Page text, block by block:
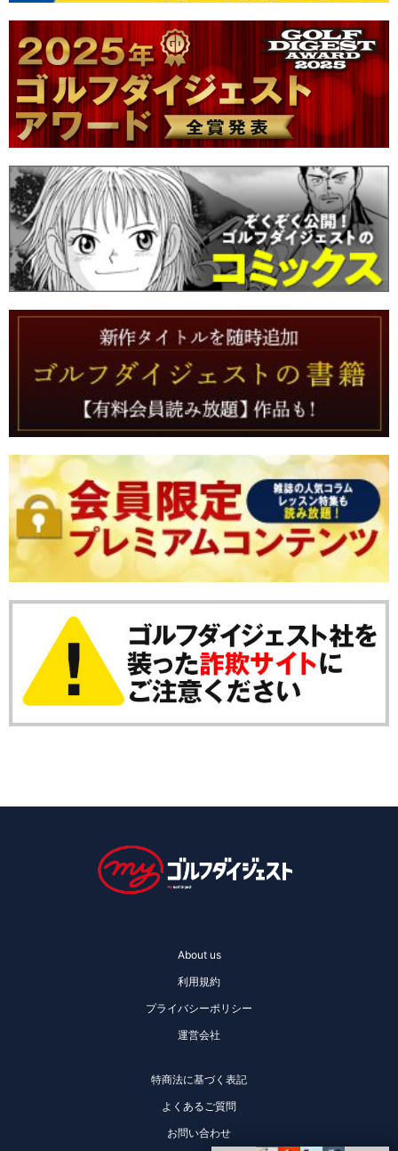
About us
利用規約
プライバシーポリシー
運営会社
特商法に基づく表記
よくあるご質問
お問い合わせ